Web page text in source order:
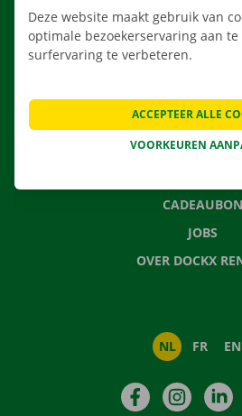
CONTACTEER
VEELGESTELDE
CADEAUBON
JOBS
OVER DOCKX
NL FR EN
Facebook
Deze website maakt gebruik van
optimale bezoekerservaring aan
surfervaring te verbeteren.
VOORKEUREN
ACCEPTEER ALLE